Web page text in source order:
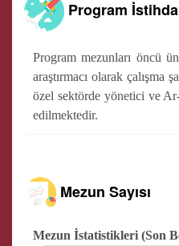
Program
Program mezunları öncü
araştırmacı olarak çalışma
özel sektörde yönetici ve
edilmektedir.
Mezun Sayısı
Mezun İstatistikleri (Son